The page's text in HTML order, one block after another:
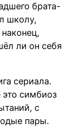
брата-
школу,
ли он себя
сериала.
симбиоз
с
пары.